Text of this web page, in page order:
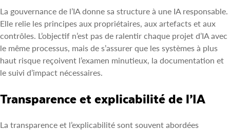
La gouvernance de l’IA donne sa structure à une IA responsable.
Elle relie les principes aux propriétaires, aux artefacts et aux
contrôles. L’objectif n’est pas de ralentir chaque projet d’IA avec
le même processus, mais de s’assurer que les systèmes à plus
haut risque reçoivent l’examen minutieux, la documentation et
le suivi d’impact nécessaires.
Transparence et explicabilité de l’IA
La transparence et l’explicabilité sont souvent abordées